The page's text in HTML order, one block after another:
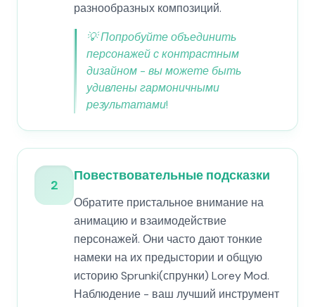
разнообразных композиций.
💡Попробуйте объединить
персонажей с контрастным
дизайном - вы можете быть
удивлены гармоничными
результатами!
2
Повествовательные подсказки
Обратите пристальное внимание на
анимацию и взаимодействие
персонажей. Они часто дают тонкие
намеки на их предыстории и общую
историю Sprunki(спрунки) Lorey Mod.
Наблюдение - ваш лучший инструмент